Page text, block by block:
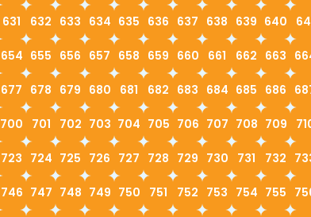
631 632 633 634 635 636 637 638 639 640
654 655 656 657 658 659 660 661 662 663
677 678 679 680 681 682 683 684 685 686
700 701 702 703 704 705 706 707 708 709
723 724 725 726 727 728 729 730 731 732
746 747 748 749 750 751 752 753 754 755